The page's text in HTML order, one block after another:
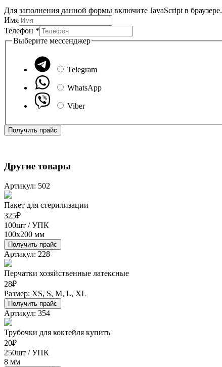
Для заполнения данной формы включите JavaScript в браузере.
Имя
Телефон *
Выберите мессенджер
Telegram
WhatsApp
Viber
Получить прайс
Другие товары
Артикул: 502
Пакет для стерилизации
325₽
100шт / УПК
100х200 мм
Получить прайс
Артикул: 228
Перчатки хозяйственные латексные
28₽
Размер: XS, S, M, L, XL
Получить прайс
Артикул: 354
Трубочки для коктейля купить
20₽
250шт / УПК
8 мм